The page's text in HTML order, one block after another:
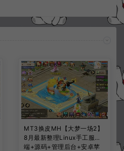
MT3换皮MH【大梦一场2】
8月最新整理Linux手工服务
端+源码+管理后台+安卓苹